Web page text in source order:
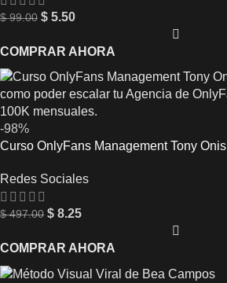
$99.00 $ 5.50
COMPRAR AHORA
-98%
Curso OnlyFans Management Tony Onis
Redes Sociales
$497.00 $ 8.25
COMPRAR AHORA